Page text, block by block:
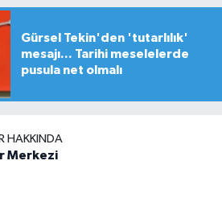
Gürsel Tekin'den 'tutarlılık'
mesajı... Tarihi meselelerde
pusula net olmalı
HAKKINDA
Merkezi